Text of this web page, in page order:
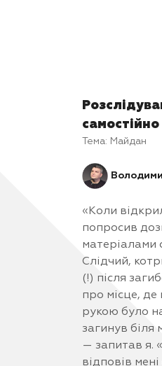
самостійно
Тема: Майдан
«Коли
попросив
матеріалами
Слідчий,
(!) після
про місце, де
рукою було
загинув біля
— запитав я.
відповів мені